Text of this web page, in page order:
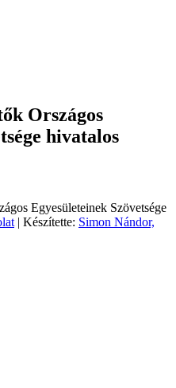
Országos
hivatalos
Egyesületeinek Szövetsége
| Készítette: Simon Nándor,